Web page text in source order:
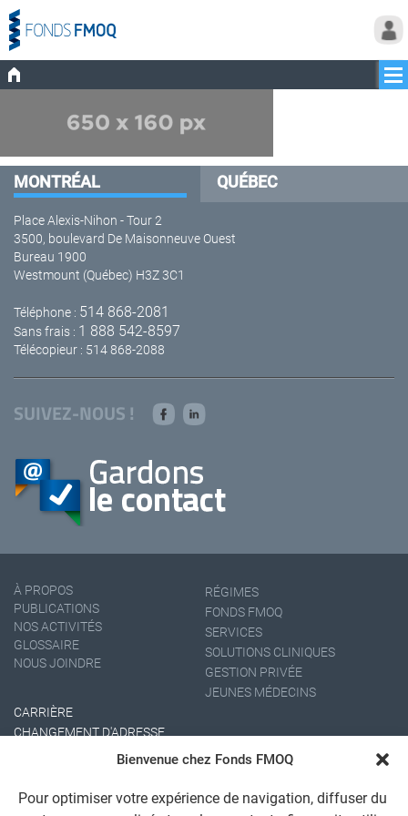
Bienvenue chez Fonds FMOQ
Pour optimiser votre expérience de navigation, diffuser du
MONTRÉAL QUÉBEC
Place Alexis-Nihon - Tour 2
3500, boulevard De Maisonneuve Ouest
Bureau 1900
Westmount (Québec) H3Z 3C1
Téléphone : 514 868-2081
Sans frais : 1 888 542-8597
Télécopieur : 514 868-2088
SUIVEZ-NOUS !
À PROPOS
PUBLICATIONS
NOS ACTIVITÉS
GLOSSAIRE
NOUS JOINDRE
RÉGIMES
FONDS FMOQ
SERVICES
SOLUTIONS CLINIQUES
GESTION PRIVÉE
JEUNES MÉDECINS
CARRIÈRE
CHANGEMENT D'ADRESSE